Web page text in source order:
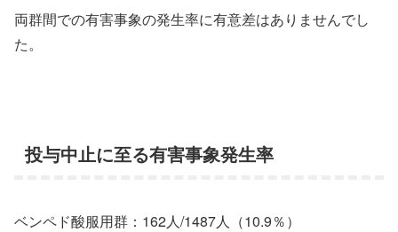
両群間での有害事象の発生率に有意差はありませんでし
た。
投与中止に至る有害事象発生率
ベンペド酸服用群：162人/1487人（10.9％）